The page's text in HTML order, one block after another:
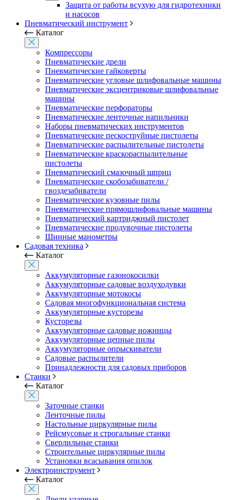
Защита от работы всухую для гидротехники
и насосов
Пневматический инструмент
Каталог
Компрессоры
Пневматические дрели
Пневматические гайковерты
Пневматические угловые шлифовальные машины
Пневматические эксцентриковые шлифовальные
машины
Пневматические перфораторы
Пневматические ленточные напильники
Наборы пневматических инструментов
Пневматические пескоструйные пистолеты
Пневматические распылительные пистолеты
Пневматические краскораспылительные
пистолеты
Пневматический смазочный шприц
Пневматические скобозабиватели /
гвоздезабиватели
Пневматические кузовные пилы
Пневматические прямошлифовальные машины
Пневматический картриджный пистолет
Пневматические продувочные пистолеты
Шинные манометры
Садовая техника
Каталог
Аккумуляторные газонокосилки
Аккумуляторные садовые воздуходувки
Аккумуляторные мотокосы
Садовая многофункциональная система
Аккумуляторные кусторезы
Кусторезы
Аккумуляторные садовые ножницы
Аккумуляторные цепные пилы
Аккумуляторные опрыскиватели
Садовые распылители
Принадлежности для садовых приборов
Станки
Каталог
Заточные станки
Ленточные пилы
Настольные циркулярные пилы
Рейсмусовые и строгальные станки
Сверлильные станки
Строительные циркулярные пилы
Установки всасывания опилок
Электроинструмент
Каталог